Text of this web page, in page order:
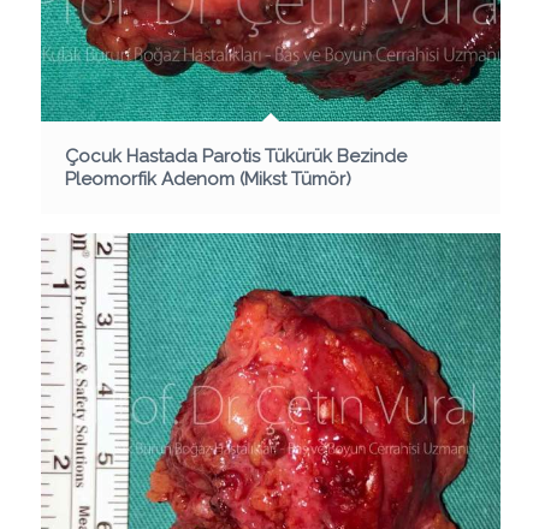
Çocuk Hastada Parotis Tükürük Bezinde
Pleomorfik Adenom (Mikst Tümör)